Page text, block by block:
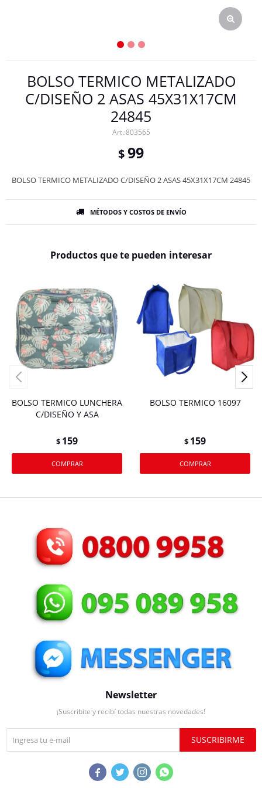
BOLSO TERMICO METALIZADO
C/DISEÑO 2 ASAS 45X31X17CM
24845
803565
$99
BOLSO TERMICO METALIZADO C/DISEÑO 2 ASAS 45X31X17CM 24845
MÉTODOS Y COSTOS DE ENVÍO
Productos que te pueden interesar
BOLSO TERMICO LUNCHERA
C/DISEÑO Y ASA
$ 159
BOLSO TERMICO 16097
$ 159
Newsletter
¡Suscribite y recibí todas nuestras novedades!
SUSCRIBIRME
   